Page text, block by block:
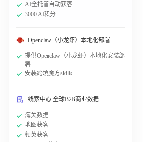
AI全托管自动获客
3000 AI积分
Openclaw（小龙虾）本地化部署
提供Openclaw（小龙虾）本地化安装部
署
安装跨境魔方skills
线索中心 全球B2B商业数据
海关数据
地图获客
领英获客